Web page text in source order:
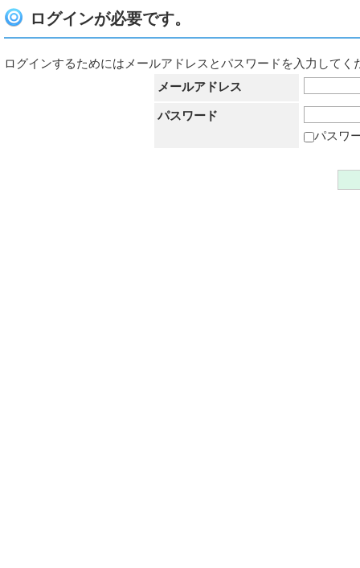
ログインが必要です。
ログインするためにはメールアドレスとパスワードを入力してく
メールアドレス
パスワード
パスワ